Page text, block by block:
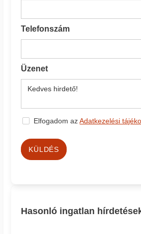
Telefonszám
Üzenet
Elfogadom azAdatkezelési
KÜLDÉS
Hasonló ingatlan